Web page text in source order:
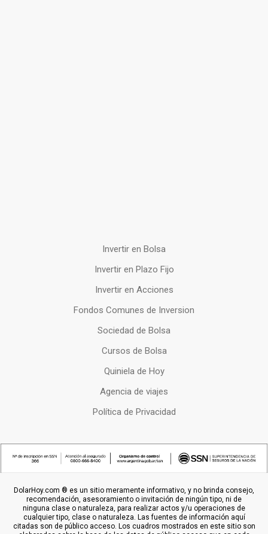
Invertir en Bolsa
Invertir en Plazo Fijo
Invertir en Acciones
Fondos Comunes de Inversion
Sociedad de Bolsa
Cursos de Bolsa
Quiniela de Hoy
Agencia de viajes
Política de Privacidad
DolarHoy.com ® es un sitio meramente informativo, y no brinda consejo,
recomendación, asesoramiento o invitación de ningún tipo, ni de
ninguna clase o naturaleza, para realizar actos y/u operaciones de
cualquier tipo, clase o naturaleza. Las fuentes de información aquí
citadas son de público acceso. Los cuadros mostrados en este sitio son